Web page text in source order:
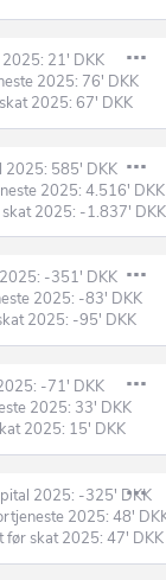
21' DKK
2025: 76' DKK
2025: 67' DKK
2025: 585' DKK
2025: 4.516' DKK
skat 2025: -1.837' DKK
-351' DKK
2025: -83' DKK
2025: -95' DKK
-71' DKK
2025: 33' DKK
2025: 15' DKK
2025: -325' DKK
2025: 48'
før skat 2025: 47' DKK